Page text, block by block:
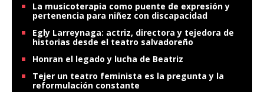
La musicoterapia como puente de expresión y
pertenencia para niñez con discapacidad
Egly Larreynaga: actriz, directora y tejedora de
historias desde el teatro salvadoreño
Honran el legado y lucha de Beatriz
Tejer un teatro feminista es la pregunta y la
reformulación constante